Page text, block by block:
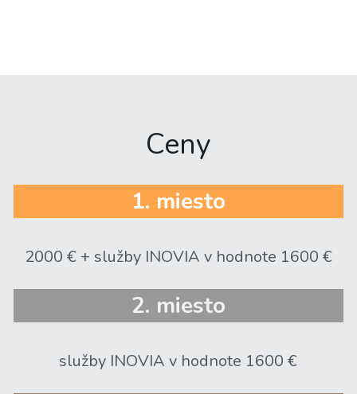
Ceny
1. miesto
2000 € + služby INOVIA v hodnote 1600 €
2. miesto
služby INOVIA v hodnote 1600 €